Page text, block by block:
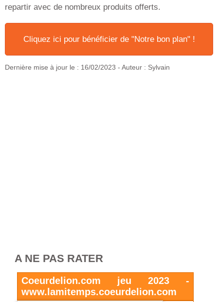
repartir avec de nombreux produits offerts.
Cliquez ici pour bénéficier de "Notre bon plan" !
Dernière mise à jour le : 16/02/2023 - Auteur : Sylvain
A NE PAS RATER
Coeurdelion.com jeu 2023 -
www.lamitemps.coeurdelion.com